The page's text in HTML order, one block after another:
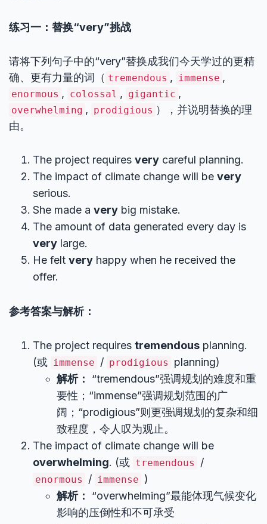
练习一：替换“very”挑战
请将下列句子中的“very”替换成我们今天学过的更精
确、更有力量的词（ tremendous , immense ,
enormous , colossal , gigantic ,
overwhelming , prodigious ），并说明替换的理
由。
The project requires very careful planning.
The impact of climate change will be very
serious.
She made a very big mistake.
The amount of data generated every day is
very large.
He felt very happy when he received the
offer.
参考答案与解析：
The project requires tremendous planning.
(或 immense / prodigious
planning)
解析：
“tremendous”强调规划的难度和重
要性；“immense”强调规划范围的广
阔；“prodigious”则更强调规划的复杂和细
致程度，令人叹为观止。
The impact of climate change will be
overwhelming. (或 tremendous /
enormous / immense )
解析：
“overwhelming”最能体现气候变化
影响的压倒性和不可承受